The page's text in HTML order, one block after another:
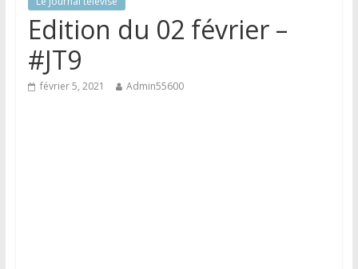
Edition du 02 février –
#JT9
février 5, 2021 Admin55600